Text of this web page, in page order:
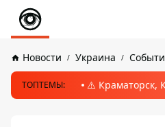
Новости Украина
ТОПТЕМЫ: ⚠️ Краматорск,